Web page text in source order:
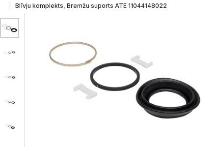
Blīvju komplekts, Bremžu suports ATE 11044148022